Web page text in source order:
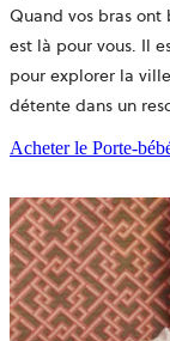
Quand vos bras
est là pour vous. Il
pour explorer la
détente dans un
Acheter le Porte-